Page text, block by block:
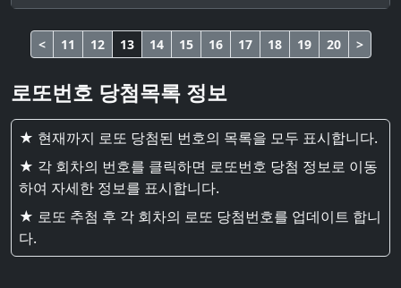
< 11 12 13 14 15 16 17 18 19 20 >
로또번호 당첨목록 정보
★ 현재까지 로또 당첨된 번호의 목록을 모두 표시합니다.
★ 각 회차의 번호를 클릭하면 로또번호 당첨 정보로 이동
하여 자세한 정보를 표시합니다.
★ 로또 추첨 후 각 회차의 로또 당첨번호를 업데이트 합니
다.